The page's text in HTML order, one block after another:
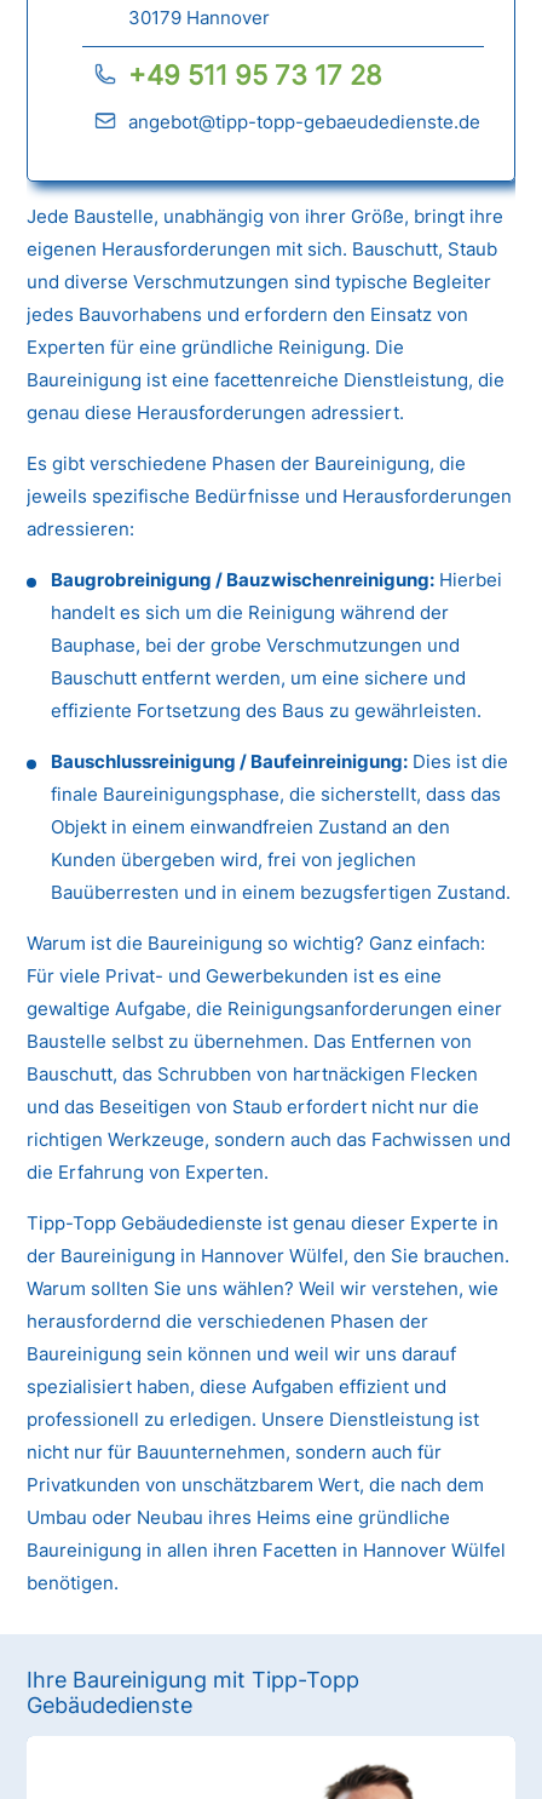
30179 Hannover
+49 511 95 73 17 28
angebot@tipp-topp-gebaeudedienste.de
Jede Baustelle, unabhängig von ihrer Größe, bringt ihre
eigenen Herausforderungen mit sich. Bauschutt, Staub
und diverse Verschmutzungen sind typische Begleiter
jedes Bauvorhabens und erfordern den Einsatz von
Experten für eine gründliche Reinigung. Die
Baureinigung ist eine facettenreiche Dienstleistung, die
genau diese Herausforderungen adressiert.
Es gibt verschiedene Phasen der Baureinigung, die
jeweils spezifische Bedürfnisse und Herausforderungen
adressieren:
Baugrobreinigung / Bauzwischenreinigung: Hierbei
handelt es sich um die Reinigung während der
Bauphase, bei der grobe Verschmutzungen und
Bauschutt entfernt werden, um eine sichere und
effiziente Fortsetzung des Baus zu gewährleisten.
Bauschlussreinigung / Baufeinreinigung: Dies ist die
finale Baureinigungsphase, die sicherstellt, dass das
Objekt in einem einwandfreien Zustand an den
Kunden übergeben wird, frei von jeglichen
Bauüberresten und in einem bezugsfertigen Zustand.
Warum ist die Baureinigung so wichtig? Ganz einfach:
Für viele Privat- und Gewerbekunden ist es eine
gewaltige Aufgabe, die Reinigungsanforderungen einer
Baustelle selbst zu übernehmen. Das Entfernen von
Bauschutt, das Schrubben von hartnäckigen Flecken
und das Beseitigen von Staub erfordert nicht nur die
richtigen Werkzeuge, sondern auch das Fachwissen und
die Erfahrung von Experten.
Tipp-Topp Gebäudedienste ist genau dieser Experte in
der Baureinigung in Hannover Wülfel, den Sie brauchen.
Warum sollten Sie uns wählen? Weil wir verstehen, wie
herausfordernd die verschiedenen Phasen der
Baureinigung sein können und weil wir uns darauf
spezialisiert haben, diese Aufgaben effizient und
professionell zu erledigen. Unsere Dienstleistung ist
nicht nur für Bauunternehmen, sondern auch für
Privatkunden von unschätzbarem Wert, die nach dem
Umbau oder Neubau ihres Heims eine gründliche
Baureinigung in allen ihren Facetten in Hannover Wülfel
benötigen.
Ihre Baureinigung mit Tipp-Topp
Gebäudedienste